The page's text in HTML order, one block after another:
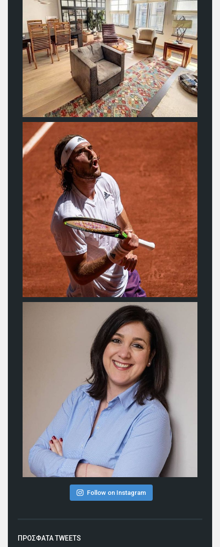
Follow on Instagram
ΠΡΟΣΦΑΤΑ TWEETS